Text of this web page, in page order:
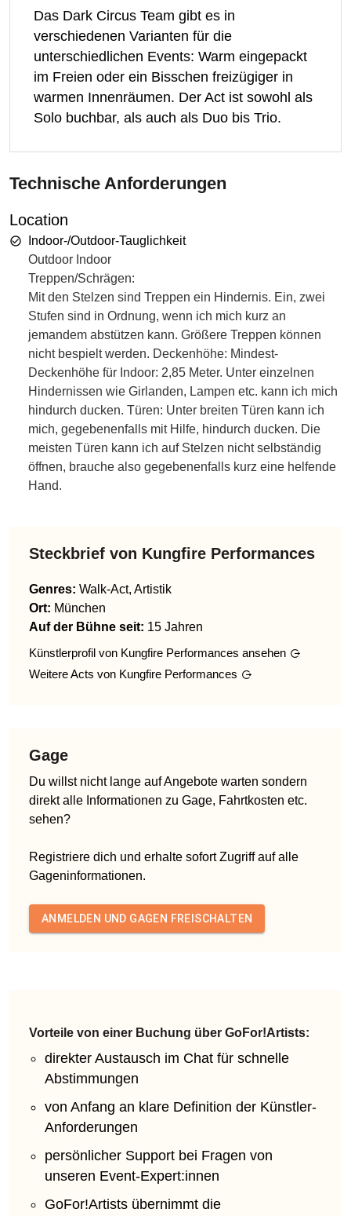
Das Dark Circus Team gibt es in
verschiedenen Varianten für die
unterschiedlichen Events: Warm eingepackt
im Freien oder ein Bisschen freizügiger in
warmen Innenräumen. Der Act ist sowohl als
Solo buchbar, als auch als Duo bis Trio.
Technische Anforderungen
Location
Indoor-/Outdoor-Tauglichkeit
Outdoor Indoor
Treppen/Schrägen:
Mit den Stelzen sind Treppen ein Hindernis. Ein, zwei
Stufen sind in Ordnung, wenn ich mich kurz an
jemandem abstützen kann. Größere Treppen können
nicht bespielt werden. Deckenhöhe: Mindest-
Deckenhöhe für Indoor: 2,85 Meter. Unter einzelnen
Hindernissen wie Girlanden, Lampen etc. kann ich mich
hindurch ducken. Türen: Unter breiten Türen kann ich
mich, gegebenenfalls mit Hilfe, hindurch ducken. Die
meisten Türen kann ich auf Stelzen nicht selbständig
öffnen, brauche also gegebenenfalls kurz eine helfende
Hand.
Steckbrief von Kungfire Performances
Genres: Walk-Act, Artistik
Ort: München
Auf der Bühne seit: 15 Jahren
Künstlerprofil von Kungfire Performances ansehen
Weitere Acts von Kungfire Performances
Gage
Du willst nicht lange auf Angebote warten sondern
direkt alle Informationen zu Gage, Fahrtkosten etc.
sehen?
Registriere dich und erhalte sofort Zugriff auf alle
Gageninformationen.
ANMELDEN UND GAGEN FREISCHALTEN
Vorteile von einer Buchung über GoFor!Artists:
direkter Austausch im Chat für schnelle
Abstimmungen
von Anfang an klare Definition der Künstler-
Anforderungen
persönlicher Support bei Fragen von
unseren Event-Expert:innen
GoFor!Artists übernimmt die